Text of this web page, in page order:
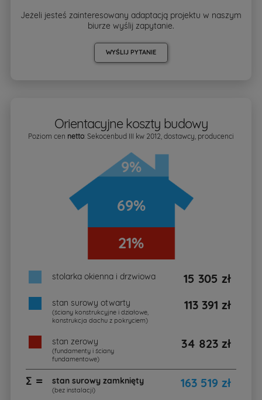
Jeżeli jesteś zainteresowany adaptacją projektu w naszym
biurze wyślij zapytanie.
WYŚLIJ PYTANIE
Orientacyjne koszty budowy
Poziom cen netto: Sekocenbud III kw 2012, dostawcy, producenci
9%
69%
21%
stolarka okienna i drzwiowa 15 305 zł
stan surowy otwarty
(ściany konstrukcyjne i działowe,
konstrukcja dachu z pokryciem)
113 391 zł
stan zerowy
(fundamenty i ściany
fundamentowe)
34 823 zł
∑ = stan surowy zamknięty
(bez instalacji) 163 519 zł